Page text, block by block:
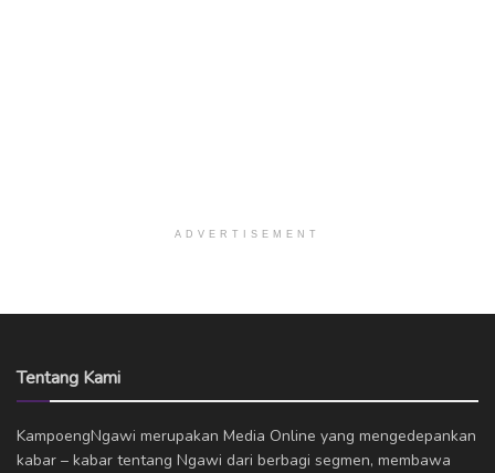
ADVERTISEMENT
Tentang Kami
KampoengNgawi merupakan Media Online yang mengedepankan
kabar – kabar tentang Ngawi dari berbagi segmen, membawa